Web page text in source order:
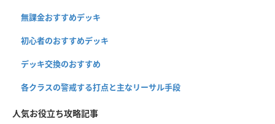
無課金おすすめデッキ
初心者のおすすめデッキ
デッキ交換のおすすめ
各クラスの警戒する打点と主なリーサル手段
人気お役立ち攻略記事